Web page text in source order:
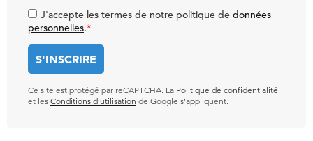
J'accepte les termes de notre politique de données
personnelles.*
Ce site est protégé par reCAPTCHA. La Politique de confidentialité
et les Conditions d’utilisation de Google s’appliquent.